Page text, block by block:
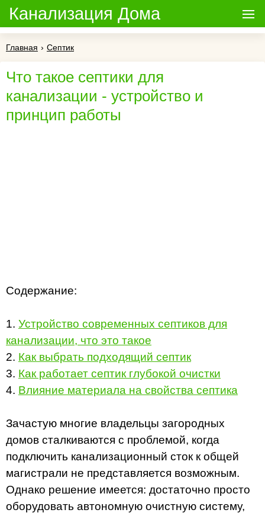
Канализация Дома
Главная › Септик
Что такое септики для
канализации - устройство и
принцип работы
Содержание:
1. Устройство современных септиков для
канализации, что это такое
2. Как выбрать подходящий септик
3. Как работает септик глубокой очистки
4. Влияние материала на свойства септика
Зачастую многие владельцы загородных
домов сталкиваются с проблемой, когда
подключить канализационный сток к общей
магистрали не представляется возможным.
Однако решение имеется: достаточно просто
оборудовать автономную очистную систему,